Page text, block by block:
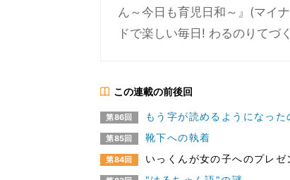
ん～今日も育児日和～』(マイ
ドで楽しい毎日! わるのりてづ
この連載の前後回
第86回 もう字が読めるようになった
第85回 靴下への執着
第84回 いっくんが女の子へのプレ